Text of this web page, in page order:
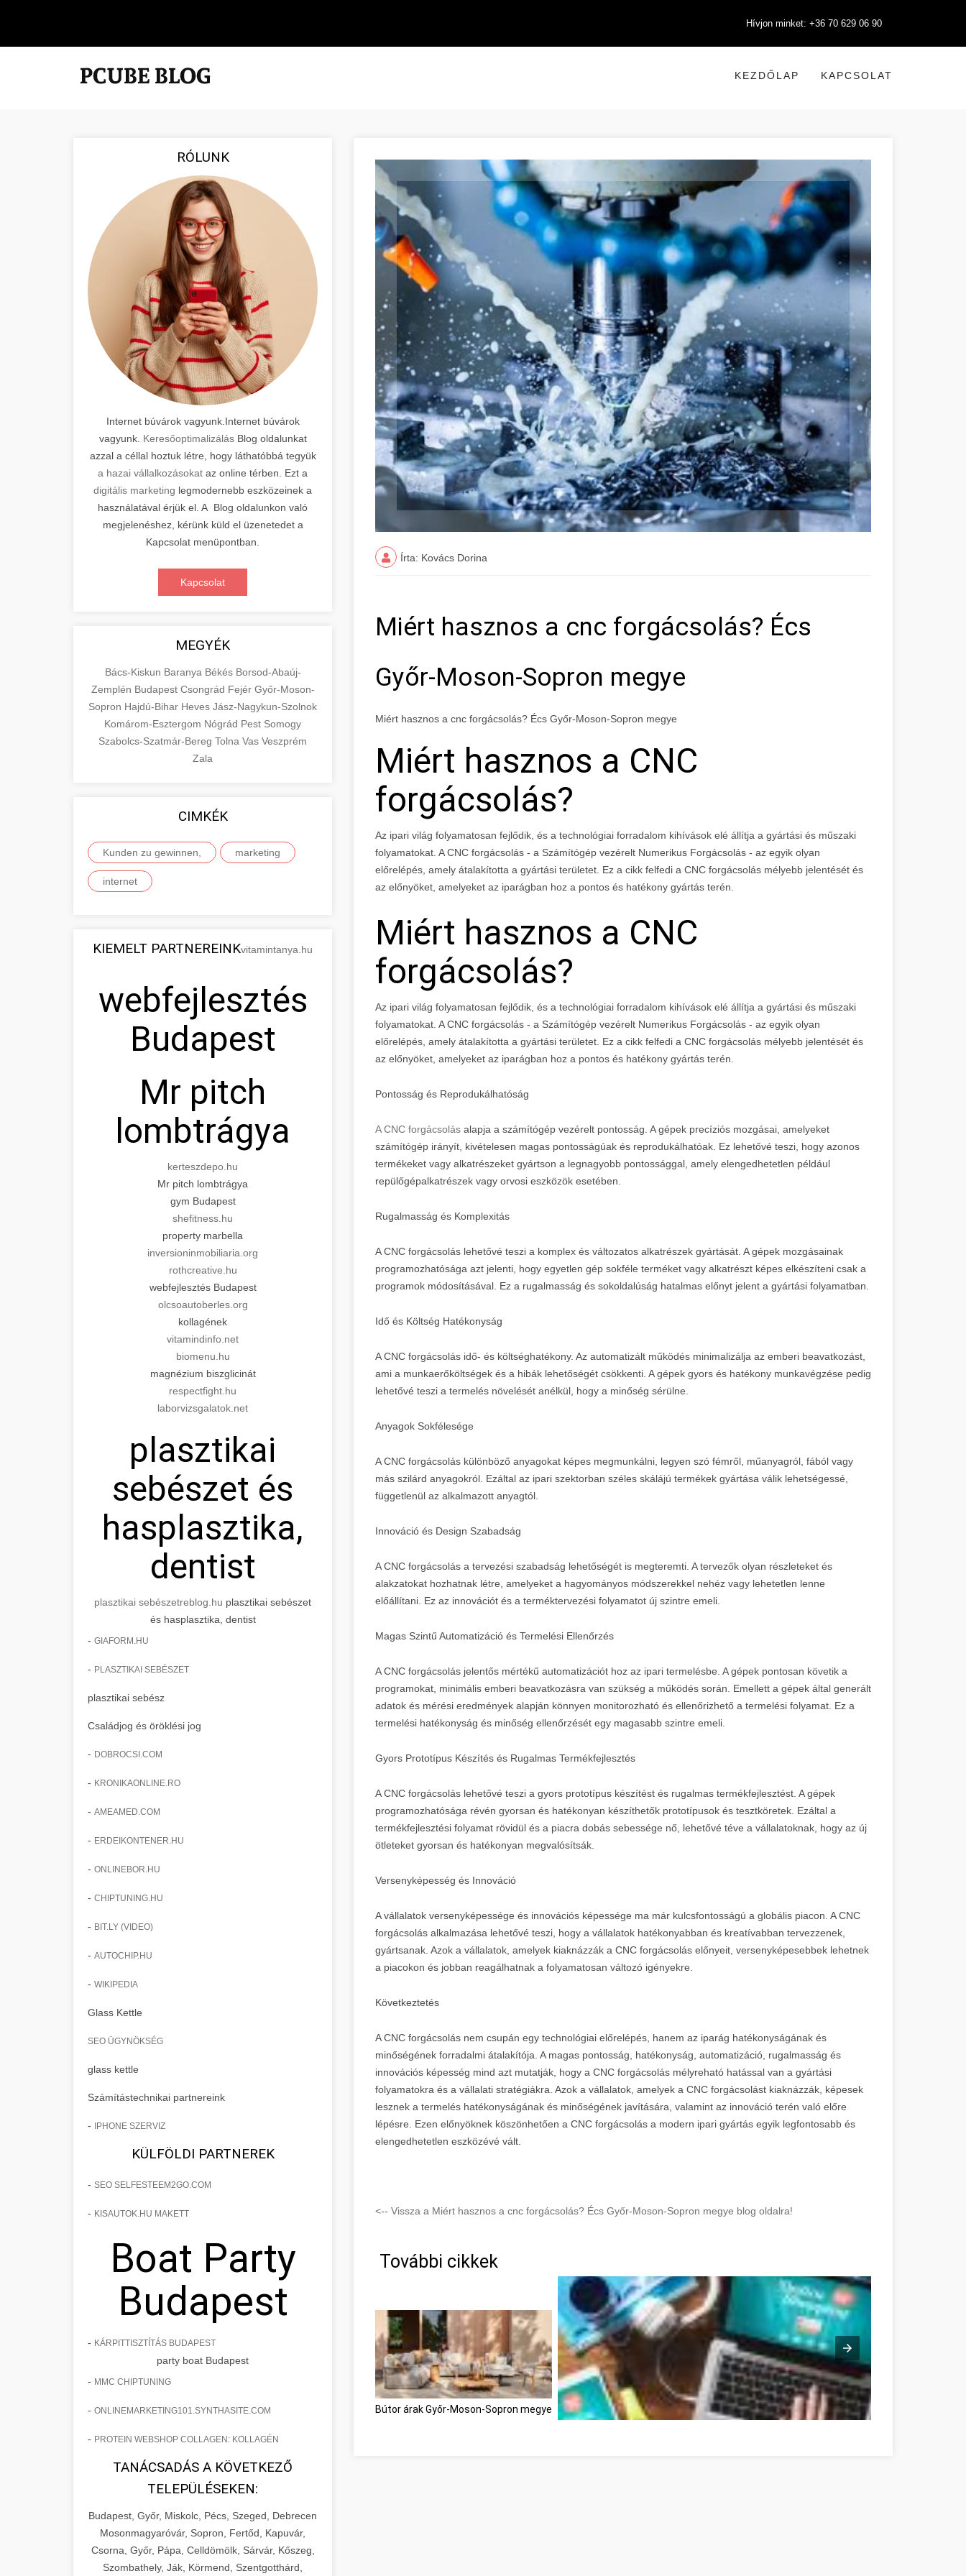
Hívjon minket: +36 70 629 06 90
KEZDŐLAP KAPCSOLAT
RÓLUNK
Internet búvárok vagyunk.Internet búvárok
vagyunk. KeresőoptimalizálásBlog oldalunkat
azzal a céllal hoztuk létre, hogy láthatóbbá tegyük
a hazai vállalkozásokat az online térben. Ezt a
digitális marketing legmodernebb eszközeinek a
használatával érjük el. A Blog oldalunkon való
megjelenéshez, kérünk küld el üzenetedet a
Kapcsolat menüpontban.
Kapcsolat
MEGYÉK
Bács-Kiskun Baranya Békés Borsod-Abaúj-
Zemplén Budapest Csongrád Fejér Győr-Moson-
Sopron Hajdú-Bihar Heves Jász-Nagykun-Szolnok
Komárom-Esztergom Nógrád Pest Somogy
Szabolcs-Szatmár-Bereg Tolna Vas Veszprém
Zala
CIMKÉK
Kunden zu gewinnen, marketing
internet
KIEMELT PARTNEREINKvitamintanya.hu
webfejlesztés
Budapest
Mr pitch
lombtrágya
kerteszdepo.hu
Mr pitch lombtrágya
gym Budapest
shefitness.hu
property marbella
inversioninmobiliaria.org
rothcreative.hu
webfejlesztés Budapest
olcsoautoberles.org
kollagének
vitamindinfo.net
biomenu.hu
magnézium biszglicinát
respectfight.hu
laborvizsgalatok.net
plasztikai
sebészet és
hasplasztika,
dentist
plasztikai sebészetreblog.hu plasztikai sebészet
és hasplasztika, dentist
- GIAFORM.HU
- PLASZTIKAI SEBÉSZET
plasztikai sebész
Családjog és öröklési jog
- DOBROCSI.COM
- KRONIKAONLINE.RO
- AMEAMED.COM
- ERDEIKONTENER.HU
- ONLINEBOR.HU
- CHIPTUNING.HU
- BIT.LY (VIDEO)
- AUTOCHIP.HU
- WIKIPEDIA
Glass Kettle
SEO ÜGYNÖKSÉG
glass kettle
Számítástechnikai partnereink
- IPHONE SZERVIZ
KÜLFÖLDI PARTNEREK
- SEO SELFESTEEM2GO.COM
- KISAUTOK.HU MAKETT
Boat Party
Budapest
- KÁRPITTISZTÍTÁS BUDAPEST
party boat Budapest
- MMC CHIPTUNING
- ONLINEMARKETING101.SYNTHASITE.COM
- PROTEIN WEBSHOP COLLAGEN: KOLLAGÉN
TANÁCSADÁS A KÖVETKEZŐ
TELEPÜLÉSEKEN:
Budapest, Győr, Miskolc, Pécs, Szeged, Debrecen
Mosonmagyaróvár, Sopron, Fertőd, Kapuvár,
Csorna, Győr, Pápa, Celldömölk, Sárvár, Kőszeg,
Szombathely, Ják, Körmend, Szentgotthárd,
Írta: Kovács Dorina
Miért hasznos a cnc forgácsolás? Écs
Győr-Moson-Sopron megye
Miért hasznos a cnc forgácsolás? Écs Győr-Moson-Sopron megye
Miért hasznos a CNC
forgácsolás?
Az ipari világ folyamatosan fejlődik, és a technológiai forradalom kihívások elé állítja a gyártási és műszaki
folyamatokat. A CNC forgácsolás - a Számítógép vezérelt Numerikus Forgácsolás - az egyik olyan
előrelépés, amely átalakította a gyártási területet. Ez a cikk felfedi a CNC forgácsolás mélyebb jelentését és
az előnyöket, amelyeket az iparágban hoz a pontos és hatékony gyártás terén.
Miért hasznos a CNC
forgácsolás?
Az ipari világ folyamatosan fejlődik, és a technológiai forradalom kihívások elé állítja a gyártási és műszaki
folyamatokat. A CNC forgácsolás - a Számítógép vezérelt Numerikus Forgácsolás - az egyik olyan
előrelépés, amely átalakította a gyártási területet. Ez a cikk felfedi a CNC forgácsolás mélyebb jelentését és
az előnyöket, amelyeket az iparágban hoz a pontos és hatékony gyártás terén.
Pontosság és Reprodukálhatóság
A CNC forgácsolás alapja a számítógép vezérelt pontosság. A gépek precíziós mozgásai, amelyeket
számítógép irányít, kivételesen magas pontosságúak és reprodukálhatóak. Ez lehetővé teszi, hogy azonos
termékeket vagy alkatrészeket gyártson a legnagyobb pontossággal, amely elengedhetetlen például
repülőgépalkatrészek vagy orvosi eszközök esetében.
Rugalmasság és Komplexitás
A CNC forgácsolás lehetővé teszi a komplex és változatos alkatrészek gyártását. A gépek mozgásainak
programozhatósága azt jelenti, hogy egyetlen gép sokféle terméket vagy alkatrészt képes elkészíteni csak a
programok módosításával. Ez a rugalmasság és sokoldalúság hatalmas előnyt jelent a gyártási folyamatban.
Idő és Költség Hatékonyság
A CNC forgácsolás idő- és költséghatékony. Az automatizált működés minimalizálja az emberi beavatkozást,
ami a munkaerőköltségek és a hibák lehetőségét csökkenti. A gépek gyors és hatékony munkavégzése pedig
lehetővé teszi a termelés növelését anélkül, hogy a minőség sérülne.
Anyagok Sokfélesége
A CNC forgácsolás különböző anyagokat képes megmunkálni, legyen szó fémről, műanyagról, fából vagy
más szilárd anyagokról. Ezáltal az ipari szektorban széles skálájú termékek gyártása válik lehetségessé,
függetlenül az alkalmazott anyagtól.
Innováció és Design Szabadság
A CNC forgácsolás a tervezési szabadság lehetőségét is megteremti. A tervezők olyan részleteket és
alakzatokat hozhatnak létre, amelyeket a hagyományos módszerekkel nehéz vagy lehetetlen lenne
előállítani. Ez az innovációt és a terméktervezési folyamatot új szintre emeli.
Magas Szintű Automatizáció és Termelési Ellenőrzés
A CNC forgácsolás jelentős mértékű automatizációt hoz az ipari termelésbe. A gépek pontosan követik a
programokat, minimális emberi beavatkozásra van szükség a működés során. Emellett a gépek által generált
adatok és mérési eredmények alapján könnyen monitorozható és ellenőrizhető a termelési folyamat. Ez a
termelési hatékonyság és minőség ellenőrzését egy magasabb szintre emeli.
Gyors Prototípus Készítés és Rugalmas Termékfejlesztés
A CNC forgácsolás lehetővé teszi a gyors prototípus készítést és rugalmas termékfejlesztést. A gépek
programozhatósága révén gyorsan és hatékonyan készíthetők prototípusok és tesztköretek. Ezáltal a
termékfejlesztési folyamat rövidül és a piacra dobás sebessége nő, lehetővé téve a vállalatoknak, hogy az új
ötleteket gyorsan és hatékonyan megvalósítsák.
Versenyképesség és Innováció
A vállalatok versenyképessége és innovációs képessége ma már kulcsfontosságú a globális piacon. A CNC
forgácsolás alkalmazása lehetővé teszi, hogy a vállalatok hatékonyabban és kreatívabban tervezzenek,
gyártsanak. Azok a vállalatok, amelyek kiaknázzák a CNC forgácsolás előnyeit, versenyképesebbek lehetnek
a piacokon és jobban reagálhatnak a folyamatosan változó igényekre.
Következtetés
A CNC forgácsolás nem csupán egy technológiai előrelépés, hanem az iparág hatékonyságának és
minőségének forradalmi átalakítója. A magas pontosság, hatékonyság, automatizáció, rugalmasság és
innovációs képesség mind azt mutatják, hogy a CNC forgácsolás mélyreható hatással van a gyártási
folyamatokra és a vállalati stratégiákra. Azok a vállalatok, amelyek a CNC forgácsolást kiaknázzák, képesek
lesznek a termelés hatékonyságának és minőségének javítására, valamint az innováció terén való előre
lépésre. Ezen előnyöknek köszönhetően a CNC forgácsolás a modern ipari gyártás egyik legfontosabb és
elengedhetetlen eszközévé vált.
<-- Vissza a Miért hasznos a cnc forgácsolás? Écs Győr-Moson-Sopron megye blog oldalra!
További cikkek
Bútor árak Győr-Moson-Sopron megye